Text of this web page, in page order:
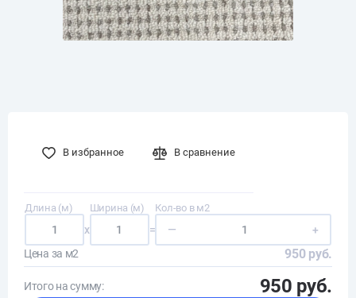
В избранное В сравнение
Длина (м)
x
Ширина (м)
=
Кол-во в м2
—
+
Цена за м2
950 руб.
Итого на сумму: 950 руб.